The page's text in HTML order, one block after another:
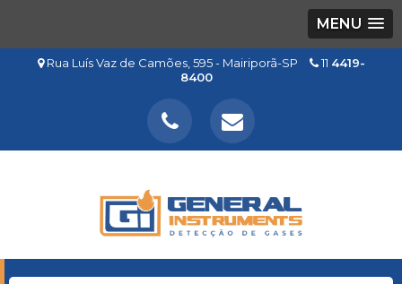
MENU
Rua Luís Vaz de Camões, 595 - Mairiporã-SP 11 4419-
8400